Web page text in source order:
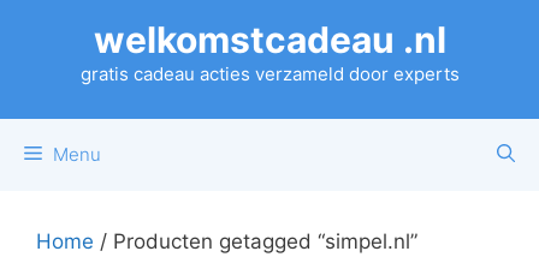
welkomstcadeau .nl
gratis cadeau acties verzameld door experts
Menu
Home / Producten getagged “simpel.nl”